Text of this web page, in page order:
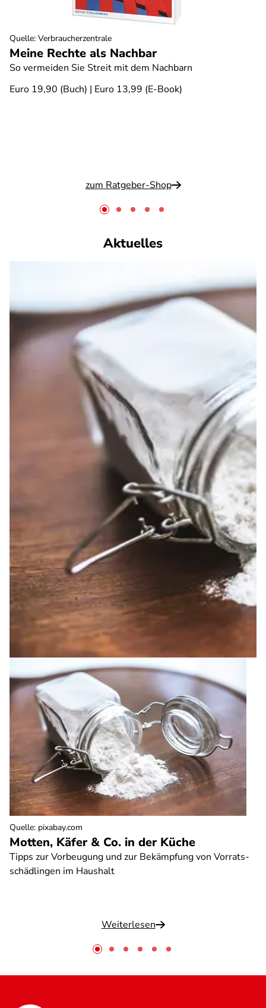
Meine Rechte als Nachbar
So vermeiden Sie Streit mit dem Nachbarn
Euro 19,90 (Buch) | Euro 13,99 (E-Book)
zum Ratgeber-Shop
Quelle: Verbraucherzentrale
Aktuelles
Motten, Käfer & Co. in der Küche
Tipps zur Vorbeugung und zur Bekämpfung von Vorrats-
schädlingen im Haushalt
Weiterlesen
Quelle: pixabay.com